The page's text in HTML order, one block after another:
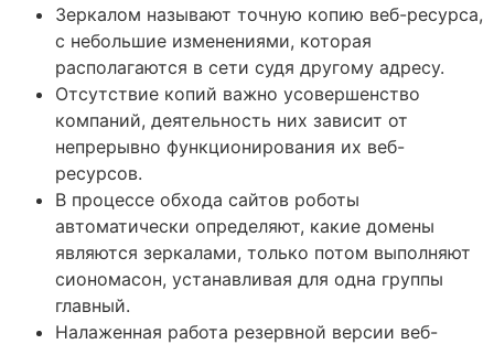
Зеркалом называют точную копию веб-ресурса,
с небольшие изменениями, которая
располагаются в сети судя другому адресу.
Отсутствие копий важно усовершенство
компаний, деятельность них зависит от
непрерывно функционирования их веб-
ресурсов.
В процессе обхода сайтов роботы
автоматически определяют, какие домены
являются зеркалами, только потом выполняют
сиономасон, устанавливая для одна группы
главный.
Налаженная работа резервной версии веб-